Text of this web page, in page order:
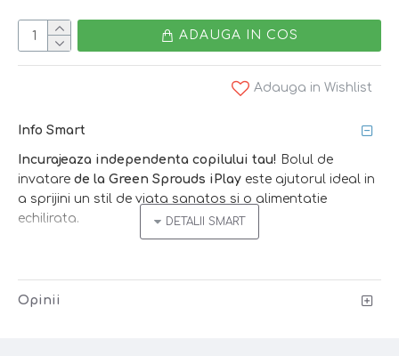
ADAUGA IN COS
Adauga in Wishlist
Info Smart
Incurajeaza independenta copilului tau! Bolul de
invatare de la Green Sprouds iPlay este ajutorul ideal in
a sprijini un stil de viata sanatos si o alimentatie
echilirata.
etapa de trecere spre alimentatia independenta.
Opinii